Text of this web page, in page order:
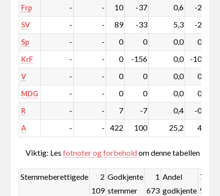
Frp - - 10 -37 0,6 -2,5
SV - - 89 -33 5,3 -2,6
Sp - - 0 0 0,0 0,0
KrF - - 0 -156 0,0 -10,1
V - - 0 0 0,0 0,0
MDG - - 0 0 0,0 0,0
R - - 7 -7 0,4 -0,5
A - - 422 100 25,2 4,3
Viktig: Lesfotnoter og forbeholdom denne tabellen
Stemmeberettigede
2
109
Godkjente
stemmer
1
673
Andel
godkjente
79,3
%